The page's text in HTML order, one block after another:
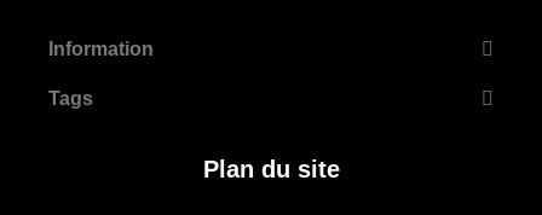
Information
Tags
Plan du site